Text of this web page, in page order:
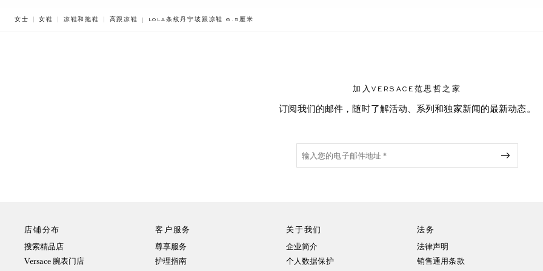
女士 女鞋 凉鞋和拖鞋 高跟凉鞋 BREADCRUMB.ADA.LABEL.CURRENT
LOLA条纹丹宁坡跟凉鞋 6.5厘米
加入VERSACE范思哲之家
订阅我们的邮件，随时了解活动、系列和独家新闻的最新动态。
店铺分布
搜索精品店
Versace 腕表门店
客户服务
尊享服务
护理指南
关于我们
企业简介
个人数据保护
法务
法律声明
销售通用条款